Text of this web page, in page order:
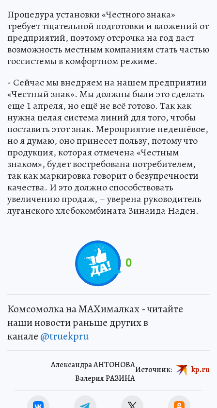
Процедура установки «Честного знака»
требует тщательной подготовки и вложений от
предприятий, поэтому отсрочка на год даст
возможность местным компаниям стать частью
госсистемы в комфортном режиме.
- Сейчас мы внедряем на нашем предприятии
«Честный знак». Мы должны были это сделать
еще 1 апреля, но ещё не всё готово. Так как
нужна целая система линий для того, чтобы
поставить этот знак. Мероприятие недешёвое,
но я думаю, оно принесет пользу, потому что
продукция, которая отмечена «Честным
знаком», будет востребована потребителем,
так как маркировка говорит о безупречности
качества. И это должно способствовать
увеличению продаж, – уверена руководитель
луганского хлебокомбината Зинаида Наден.
0
Комсомолка на MAXималках - читайте
наши новости раньше других в
канале @truekpru
Александра АНТОНОВА
Валерия РАЗИНА
Источник: kp.ru